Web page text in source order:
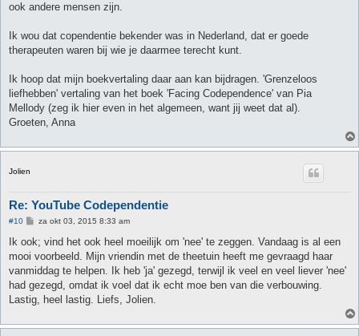
ook andere mensen zijn.
Ik wou dat copendentie bekender was in Nederland, dat er goede
therapeuten waren bij wie je daarmee terecht kunt.
Ik hoop dat mijn boekvertaling daar aan kan bijdragen. 'Grenzeloos
liefhebben' vertaling van het boek 'Facing Codependence' van Pia
Mellody (zeg ik hier even in het algemeen, want jij weet dat al).
Groeten, Anna
Jolien
Re: YouTube Codependentie
#10
B
r
c
h
za okt 03, 2015 8:33 am
Ik ook; vind het ook heel moeilijk om 'nee' te zeggen. Vandaag is al een
mooi voorbeeld. Mijn vriendin met de theetuin heeft me gevraagd haar
vanmiddag te helpen. Ik heb 'ja' gezegd, terwijl ik veel en veel liever 'nee'
had gezegd, omdat ik voel dat ik echt moe ben van die verbouwing.
Lastig, heel lastig. Liefs, Jolien.